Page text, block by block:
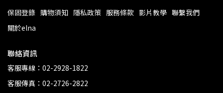
保固登錄 購物須知 隱私政策 服務條款 影片教學 聯繫我們
關於elna
聯絡資訊
客服專線：02-2928-1822
客服傳真：02-2726-2822